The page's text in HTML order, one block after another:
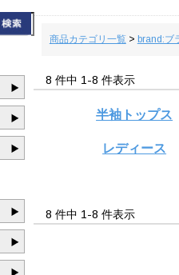
商品カテゴリ一覧> brand:ブ
8 件中 1-8 件表示
半袖トップス
レディース
8 件中 1-8 件表示